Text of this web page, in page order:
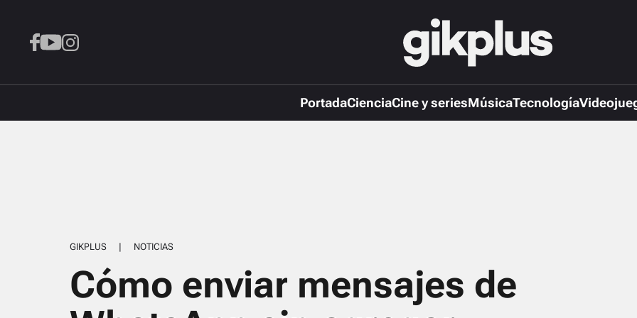
PortadaCienciaCine y seriesMúsicaTecnología
GIKPLUS | NOTICIAS
Cómo enviar mensajes de